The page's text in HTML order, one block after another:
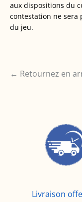
aux dispositions du
contestation ne sera
du jeu.
← Retournez en
Livraison